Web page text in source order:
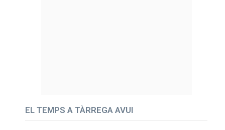
EL TEMPS A TÀRREGA AVUI